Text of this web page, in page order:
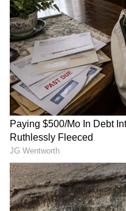
ಕರ್ನಾಟಕ ಮತದಾರರ ಪಟ್ಟಿ
'ವಿಶೇಷ ಸಮಗ್ರ ಪರಿಷ್ಕರಣೆ'
2026: ಹೊಸ ವೇಳಾಪಟ್ಟಿ
ಪ್ರಕಟಿಸಿದ ಚುನಾವಣಾ ಆಯೋಗ!